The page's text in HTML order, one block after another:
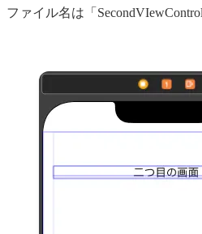
ファイル名は「